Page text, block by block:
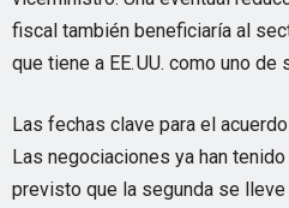
fiscal también beneficiaría al
que tiene a EE. UU. como uno
Las fechas clave para el acuerdo
Las negociaciones ya han
previsto que la segunda se